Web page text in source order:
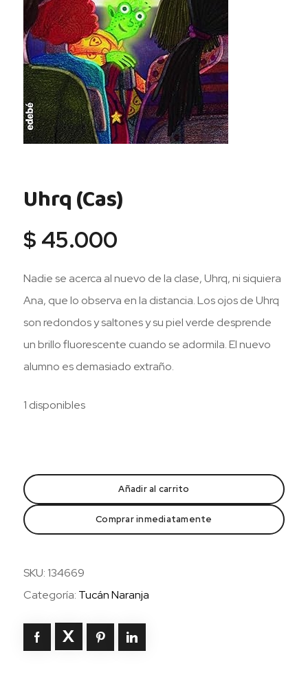
Uhrq (Cas)
$ 45.000
Nadie se acerca al nuevo de la clase, Uhrq, ni siquiera
Ana, que lo observa en la distancia. Los ojos de Uhrq
son redondos y saltones y su piel verde desprende
un brillo fluorescente cuando se adormila. El nuevo
alumno es demasiado extraño.
1 disponibles
(Cas)
cantidad
Añadir al carrito
Comprar inmediatamente
SKU:134669
Categoría: Tucán Naranja